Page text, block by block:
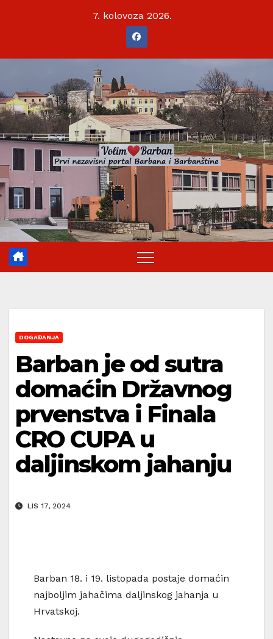
7. kolovoza 2026.
DOGAĐANJA
Barban je od sutra
domaćin Državnog
prvenstva i Finala
CRO CUPA u
daljinskom jahanju
LIS 17, 2024
Barban 18. i 19. listopada postaje domaćin
najboljim jahačima daljinskog jahanja u
Hrvatskoj.